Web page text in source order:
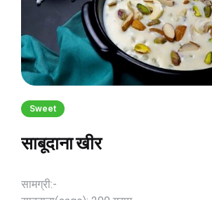
1 बड़ा चम्मच वनस्पति तेल
Sweet
साबूदाना खीर
सामग्री:-